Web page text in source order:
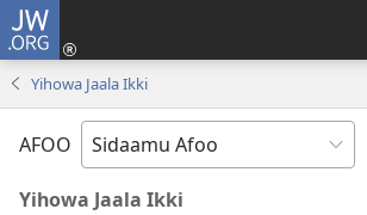
JW.ORG
Yihowa Jaala Ikki
AFOO
Yihowa Jaala Ikki